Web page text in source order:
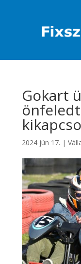
Gokart
2024 jún 17. |